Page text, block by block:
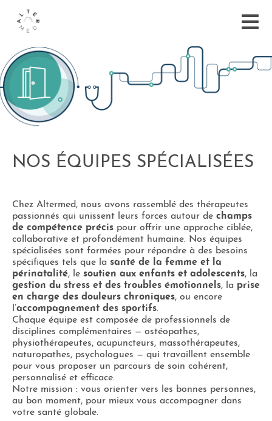
NOS ÉQUIPES SPÉCIALISÉES
Chez Altermed, nous avons rassemblé des thérapeutes
passionnés qui unissent leurs forces autour de champs
de compétence précis pour offrir une approche ciblée,
collaborative et profondément humaine. Nos équipes
spécialisées sont formées pour répondre à des besoins
spécifiques tels que la santé de la femme et la
périnatalité, le soutien aux enfants et adolescents, la
gestion du stress et des troubles émotionnels, la prise
en charge des douleurs chroniques, ou encore
l’accompagnement des sportifs.
Chaque équipe est composée de professionnels de
disciplines complémentaires — ostéopathes,
physiothérapeutes, acupuncteurs, massothérapeutes,
naturopathes, psychologues — qui travaillent ensemble
pour vous proposer un parcours de soin cohérent,
personnalisé et efficace.
Notre mission : vous orienter vers les bonnes personnes,
au bon moment, pour mieux vous accompagner dans
votre santé globale.